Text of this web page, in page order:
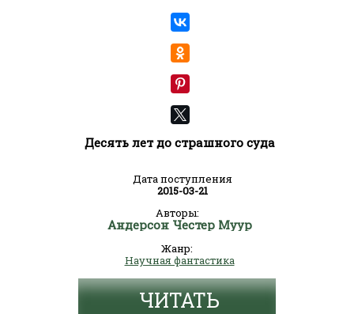
Десять лет до страшного суда
Дата поступления
2015-03-21
Авторы:
Андерсон Честер Муур
Жанр:
Научная фантастика
ЧИТАТЬ